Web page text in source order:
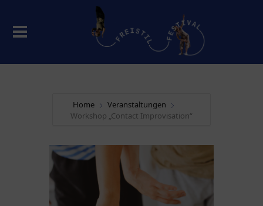
Home
Veranstaltungen
Workshop „Contact Improvisation“